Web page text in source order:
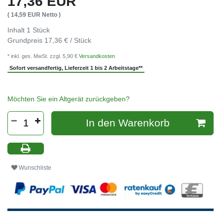
( 14,59 EUR Netto )
Inhalt 1 Stück
Grundpreis 17,36 € / Stück
* inkl. ges. MwSt. zzgl. 5,90 € Versandkosten
Sofort versandfertig, Lieferzeit 1 bis 2 Arbeitstage**
Möchten Sie ein Altgerät zurückgeben?
In den Warenkorb
Wunschliste